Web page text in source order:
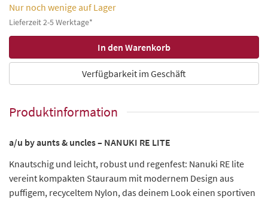
Nur noch wenige auf Lager
Lieferzeit 2-5 Werktage*
Verfügbarkeit im Geschäft
Produktinformation
a/u by aunts & uncles – NANUKI RE LITE
Knautschig und leicht, robust und regenfest: Nanuki RE lite
vereint kompakten Stauraum mit modernem Design aus
puffigem, recyceltem Nylon, das deinem Look einen sportiven